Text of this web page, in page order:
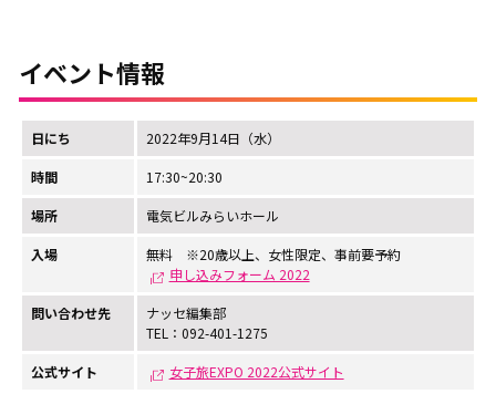
イベント情報
日にち 2022年9月14日（水）
時間 17:30~20:30
場所 電気ビルみらいホール
入場
無料 ※20歳以上、女性限定、事前要予約
申し込みフォーム 2022
問い合わせ先
ナッセ編集部
TEL：092-401-1275
公式サイト 女子旅EXPO 2022公式サイト